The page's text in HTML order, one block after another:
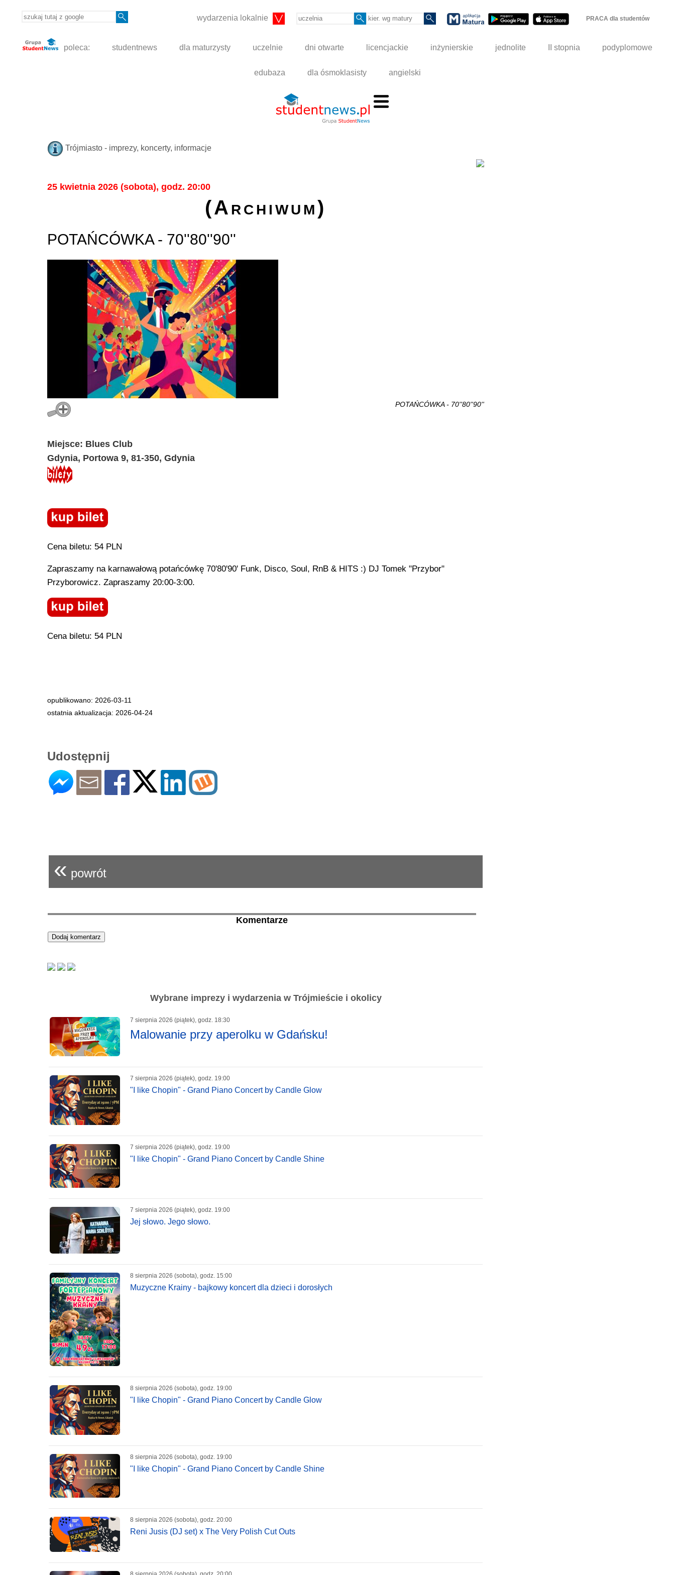
wydarzenia lokalnie PRACA dla studentów
poleca: studentnews dla maturzysty uczelnie dni otwarte licencjackie inżynierskie jednolite II stopnia podyplomowe
edubaza dla ósmoklasisty angielski
Trójmiasto - imprezy, koncerty, informacje
25 kwietnia 2026 (sobota), godz. 20:00
(Archiwum)
POTAŃCÓWKA - 70''80''90''
POTAŃCÓWKA - 70''80''90''
Miejsce: Blues Club
Gdynia, Portowa 9, 81-350, Gdynia
Cena biletu: 54 PLN
Zapraszamy na karnawałową potańcówkę 70'80'90' Funk, Disco, Soul, RnB & HITS :) DJ Tomek "Przybor"
Przyborowicz. Zapraszamy 20:00-3:00.
Cena biletu: 54 PLN
opublikowano: 2026-03-11
ostatnia aktualizacja: 2026-04-24
Udostępnij
« powrót
Komentarze
Wybrane imprezy i wydarzenia w Trójmieście i okolicy
7 sierpnia 2026 (piątek), godz. 18:30
Malowanie przy aperolku w Gdańsku!
7 sierpnia 2026 (piątek), godz. 19:00
"I like Chopin" - Grand Piano Concert by Candle Glow
7 sierpnia 2026 (piątek), godz. 19:00
"I like Chopin" - Grand Piano Concert by Candle Shine
7 sierpnia 2026 (piątek), godz. 19:00
Jej słowo. Jego słowo.
8 sierpnia 2026 (sobota), godz. 15:00
Muzyczne Krainy - bajkowy koncert dla dzieci i dorosłych
8 sierpnia 2026 (sobota), godz. 19:00
"I like Chopin" - Grand Piano Concert by Candle Glow
8 sierpnia 2026 (sobota), godz. 19:00
"I like Chopin" - Grand Piano Concert by Candle Shine
8 sierpnia 2026 (sobota), godz. 20:00
Reni Jusis (DJ set) x The Very Polish Cut Outs